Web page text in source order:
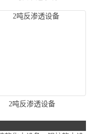
2吨反渗透设备